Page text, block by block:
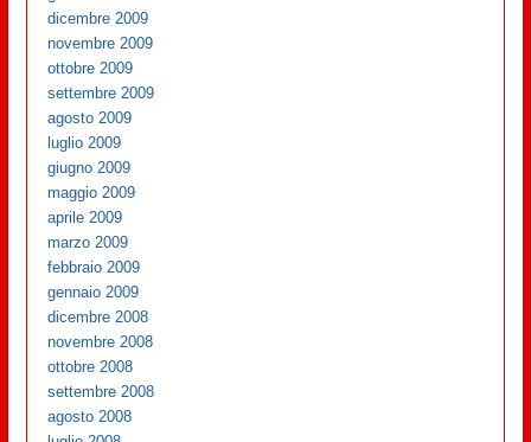
dicembre 2009
novembre 2009
ottobre 2009
settembre 2009
agosto 2009
luglio 2009
giugno 2009
maggio 2009
aprile 2009
marzo 2009
febbraio 2009
gennaio 2009
dicembre 2008
novembre 2008
ottobre 2008
settembre 2008
agosto 2008